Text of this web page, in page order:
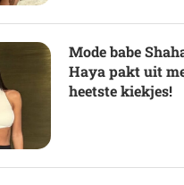
Mode babe
Haya pakt uit
heetste kiekjes!